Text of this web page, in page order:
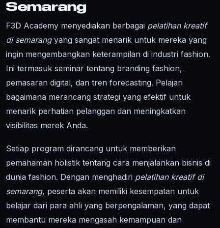
Semarang
F3D Academy menyediakan berbagai pelatihan kreatif
di semarangyang sangat menarik untuk mereka yang
ingin mengembangkan keterampilan di industri fashion.
Ini termasuk seminar tentang branding fashion,
pemasaran digital, dan tren forecasting. Pelajari
bagaimana merancang strategi yang efektif untuk
menarik perhatian pelanggan dan meningkatkan
visibilitas merek Anda.
Setiap program dirancang untuk memberikan
pemahaman holistik tentang cara menjalankan bisnis di
dunia fashion. Dengan menghadiri pelatihan kreatif di
semarang, peserta akan memiliki kesempatan untuk
belajar dari para ahli yang berpengalaman, yang dapat
membantu mereka mengasah kemampuan dan